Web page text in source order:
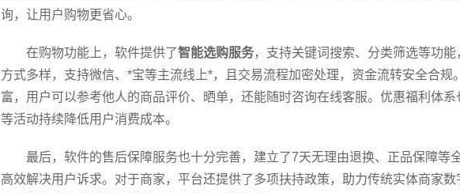
询，让用户购物更省心。
在购物功能上，软件提供了智能选购服务，支持关键词搜索、分类筛选等功
方式多样，支持微信、*宝等主流线上*，且交易流程加密处理，资金流转安全合规
富，用户可以参考他人的商品评价、晒单，还能随时咨询在线客服。优惠福利体
等活动持续降低用户消费成本。
最后，软件的售后保障服务也十分完善，建立了7天无理由退换、正品保障等
高效解决用户诉求。对于商家，平台还提供了多项扶持政策，助力传统实体商家